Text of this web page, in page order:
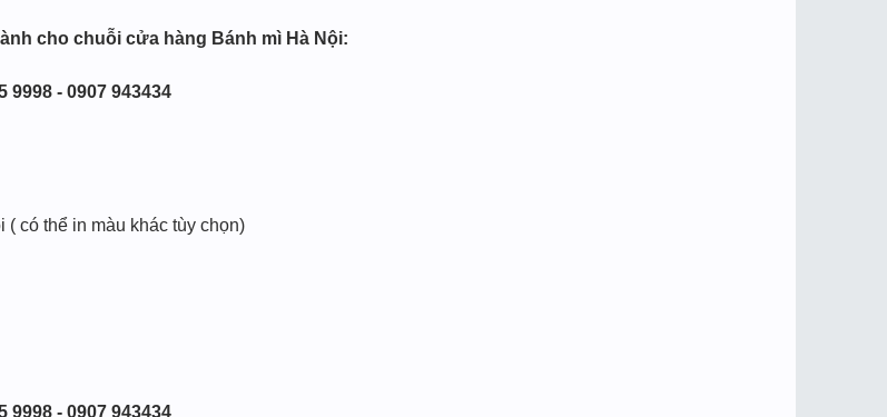
cho chuỗi cửa hàng Bánh mì Hà Nội:
9998 - 0907 943434
có thể in màu khác tùy chọn)
9998 - 0907 943434